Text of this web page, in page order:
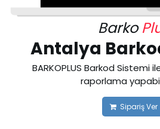
Barko
Antalya
BARKOPLUS Barkod Sistemi
raporlama
Sipariş Ver